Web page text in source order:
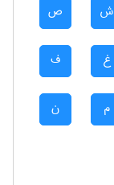
ش ص
غ ف
م ن